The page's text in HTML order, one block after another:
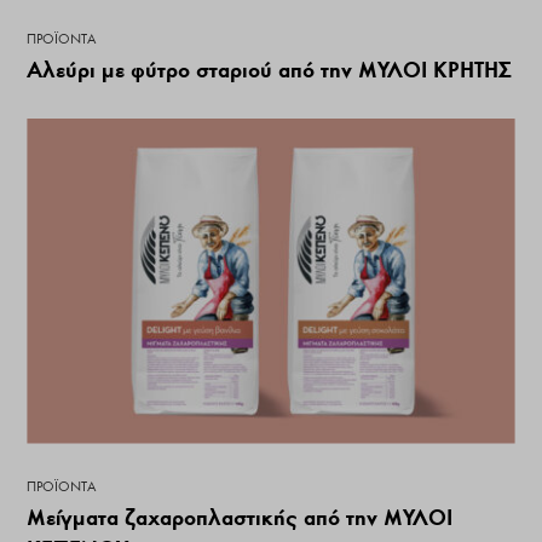
ΠΡΟΪΌΝΤΑ
Αλεύρι με φύτρο σταριού από την ΜΥΛΟΙ ΚΡΗΤΗΣ
ΠΡΟΪΌΝΤΑ
Μείγματα ζαχαροπλαστικής από την ΜΥΛΟΙ